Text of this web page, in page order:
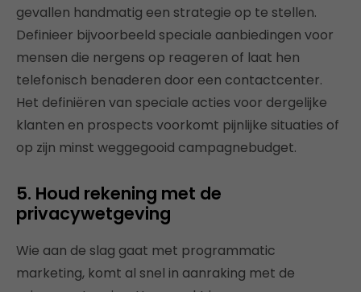
gevallen handmatig een strategie op te stellen.
Definieer bijvoorbeeld speciale aanbiedingen voor
mensen die nergens op reageren of laat hen
telefonisch benaderen door een contactcenter.
Het definiëren van speciale acties voor dergelijke
klanten en prospects voorkomt pijnlijke situaties of
op zijn minst weggegooid campagnebudget.
5. Houd rekening met de
privacywetgeving
Wie aan de slag gaat met programmatic
marketing, komt al snel in aanraking met de